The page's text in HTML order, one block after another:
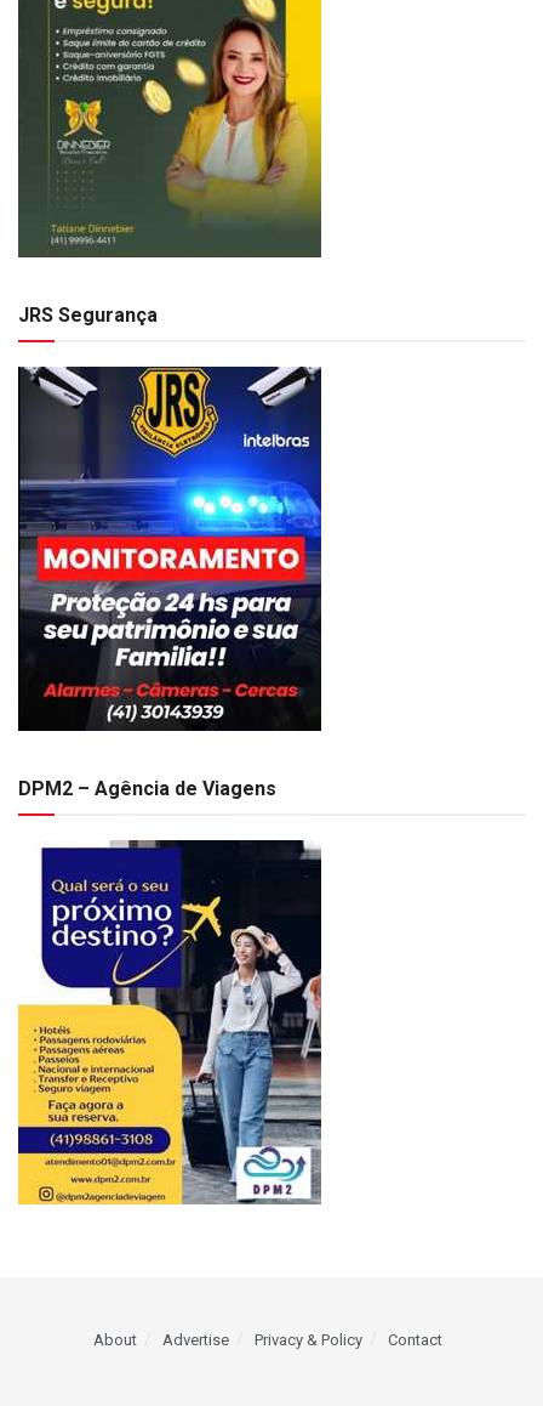
JRS Segurança
DPM2 – Agência de Viagens
About Advertise Privacy & Policy Contact